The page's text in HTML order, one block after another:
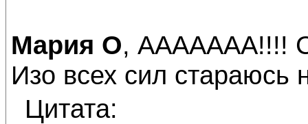
Мария О, ААААААА!!!!
Изо всех сил стараюсь
Цитата: